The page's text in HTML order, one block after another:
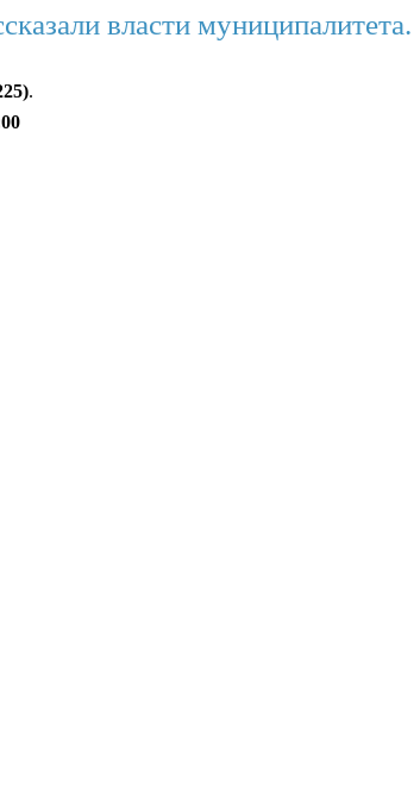
власти муниципалитета.
.